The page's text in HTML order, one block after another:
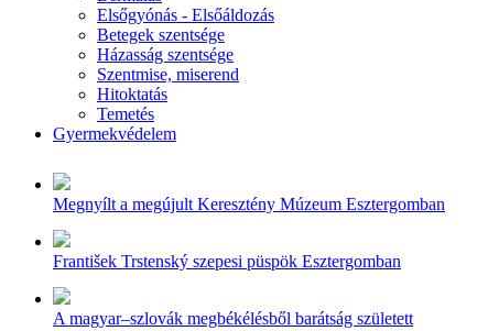
Elsőgyónás - Elsőáldozás
Betegek szentsége
Házasság szentsége
Szentmise, miserend
Hitoktatás
Temetés
Gyermekvédelem
Megnyílt a megújult Keresztény Múzeum Esztergomban
František Trstenský szepesi püspök Esztergomban
A magyar–szlovák megbékélésből barátság született